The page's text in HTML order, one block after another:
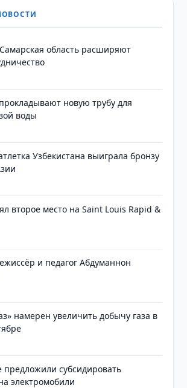
область расширяют
новую трубу для
воды
Узбекистана выиграла бронзу
второе место на Saint Louis Rapid &
и педагог Абдуманнон
намерен увеличить добычу газа в
предложили субсидировать
электромобили